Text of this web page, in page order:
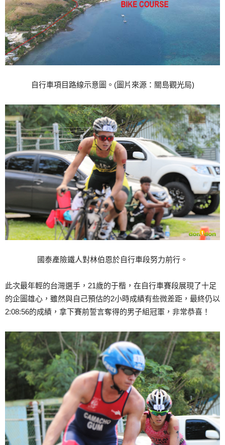
自行車項目路線示意圖。(圖片來源：關島觀光局)
國泰產險鐵人對林伯恩於自行車段努力前行。
此次最年輕的台灣選手，21歲的于楷，在自行車賽段展現了十足
的企圖雄心，雖然與自己預估的2小時成績有些微差距，最終仍以
2:08:56的成績，拿下賽前誓言奪得的男子組冠軍，非常恭喜！